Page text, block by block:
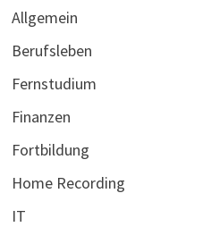
Allgemein
Berufsleben
Fernstudium
Finanzen
Fortbildung
Home Recording
IT